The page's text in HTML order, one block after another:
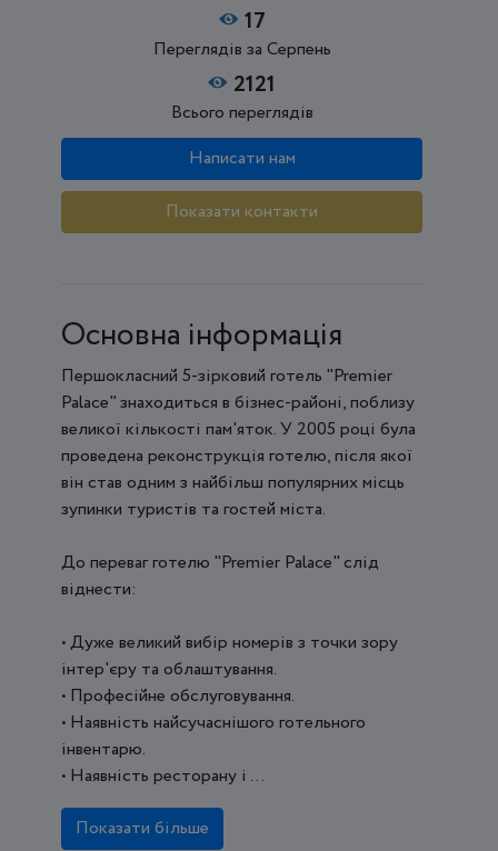
17
Переглядів за Серпень
2121
Всього переглядів
Написати нам
Показати контакти
Основна інформація
Першокласний 5-зірковий готель "Premier
Palace" знаходиться в бізнес-районі, поблизу
великої кількості пам'яток. У 2005 році була
проведена реконструкція готелю, після якої
він став одним з найбільш популярних місць
зупинки туристів та гостей міста.
До переваг готелю "Premier Palace" слід
віднести:
• Дуже великий вибір номерів з точки зору
інтер'єру та облаштування.
• Професійне обслуговування.
• Наявність найсучаснішого готельного
інвентарю.
• Наявність ресторану і ...
Показати більше